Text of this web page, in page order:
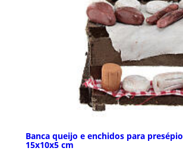
Banca queijo e enchidos para
15x10x5 cm